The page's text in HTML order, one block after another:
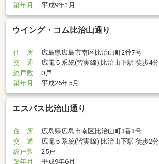
築年月
平成9年1月
ウイング・コム比治山通り
住 所
広島県広島市南区比治山町2番7号
交 通
広電５系統(皆実線) 比治山下駅 徒歩4分
総戸数
0戸
築年月
平成26年5月
エスパス比治山通り
住 所
広島県広島市南区比治山町3番3号
交 通
広電５系統(皆実線) 比治山下駅 徒歩2分
総戸数
25戸
築年月
平成9年6月